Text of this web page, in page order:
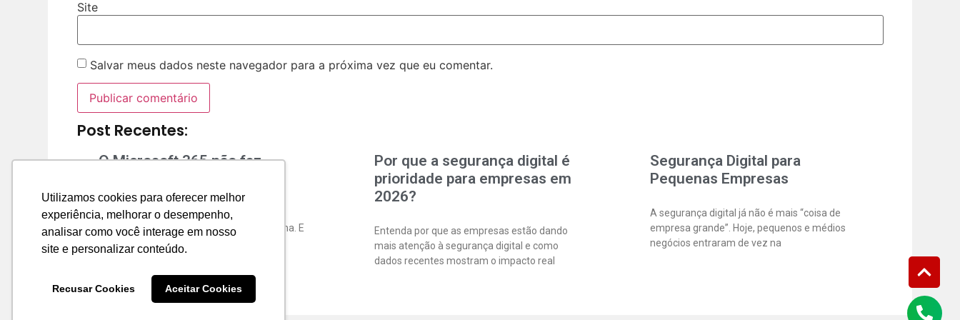
Utilizamos cookies para oferecer melhor
experiência, melhorar o desempenho,
analisar como você interage em nosso
site e personalizar conteúdo.
Recusar Cookies Aceitar Cookies
Site
Salvar meus dados neste navegador para a próxima vez que eu comentar.
Post Recentes:
O Microsoft 365 não faz
Se sua empresa usa Microsoft 365 e não
possui backup externo, existe um problema. E
o pior: você pode descobrir
Por que a segurança digital é
prioridade para empresas em
2026?
Entenda por que as empresas estão dando
mais atenção à segurança digital e como
dados recentes mostram o impacto real
Segurança Digital para
Pequenas Empresas
A segurança digital já não é mais “coisa de
empresa grande”. Hoje, pequenos e médios
negócios entraram de vez na